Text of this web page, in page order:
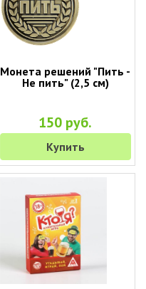
Монета решений "Пить -
Не пить" (2,5 см)
150 руб.
Купить